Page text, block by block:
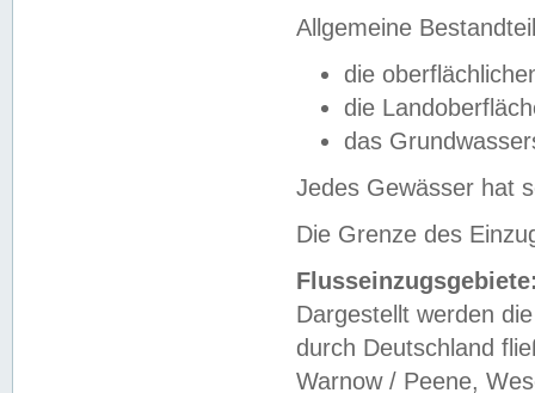
Allgemeine
die
die
das
Jedes Gewässer hat
Die Grenze des
Dargestellt werden
durch Deutschland
Warnow / Peene,